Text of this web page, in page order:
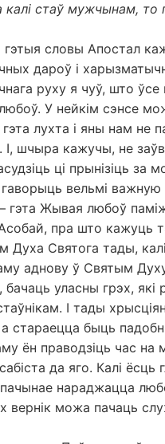
стаў мужчынам, то
гэтыя словы Апостал
дароў і
руху я чуў, што
У нейкім сэнсе
лухта і яны нам не
шчыра кажучы, не
ці прынізіць
вельмі
гэта Жывая любоў
пра што кажуць
Духа Святога тады,
аднову ў Святым
бачаць уласны грэх,
І тады
а стараецца быць
ён праводзіць час
да яго. Калі
нараджацца
вернік можа пачаць